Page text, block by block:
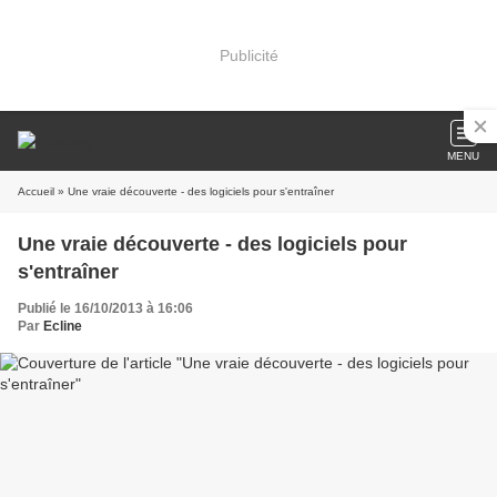
Publicité
MENU
Accueil » Une vraie découverte - des logiciels pour s'entraîner
Une vraie découverte - des logiciels pour
s'entraîner
Publié le 16/10/2013 à 16:06
Par Ecline